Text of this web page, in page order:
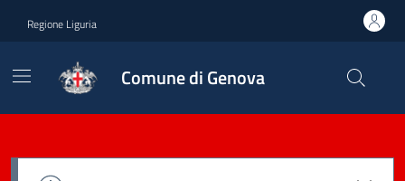
Regione Liguria
Comune di Genova